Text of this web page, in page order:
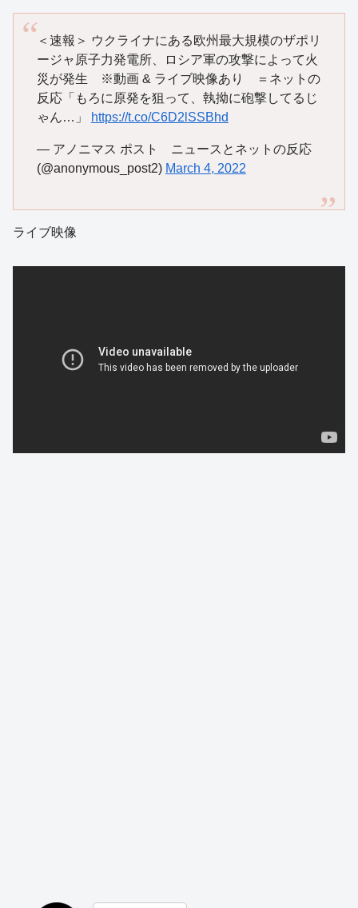
＜速報＞ ウクライナにある欧州最大規模のザポリ
ージャ原子力発電所、ロシア軍の攻撃によって火
災が発生 ※動画 & ライブ映像あり ＝ネットの
反応「もろに原発を狙って、執拗に砲撃してるじ
ゃん…」
https://t.co/C6D2lSSBhd
— アノニマス ポスト ニュースとネットの反応
(@anonymous_post2) March 4, 2022
ライブ映像